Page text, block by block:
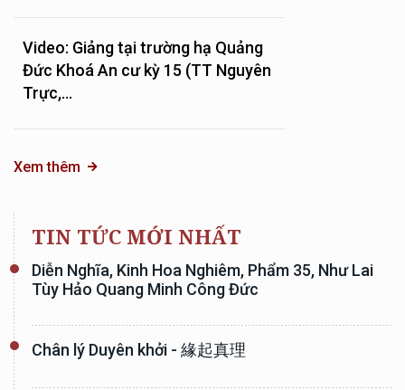
Video: Giảng tại trường hạ Quảng
Đức Khoá An cư kỳ 15 (TT Nguyên
Trực,...
Xem thêm
TIN TỨC MỚI NHẤT
Diễn Nghĩa, Kinh Hoa Nghiêm, Phẩm 35, Như Lai
Tùy Hảo Quang Minh Công Đức
Chân lý Duyên khởi - 緣起真理